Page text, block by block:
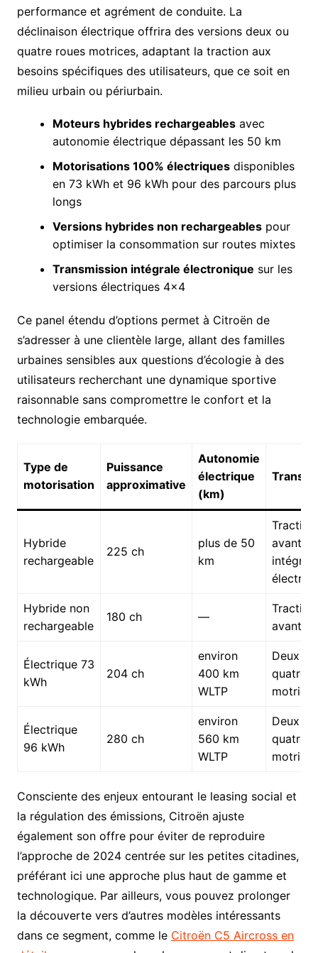
performance et agrément de conduite. La
déclinaison électrique offrira des versions deux ou
quatre roues motrices, adaptant la traction aux
besoins spécifiques des utilisateurs, que ce soit en
milieu urbain ou périurbain.
Moteurs hybrides rechargeablesavec
autonomie électrique dépassant les 50 km
Motorisations 100% électriquesdisponibles
en 73 kWh et 96 kWh pour des parcours plus
longs
Versions hybrides non rechargeablespour
optimiser la consommation sur routes mixtes
Transmission intégrale électronique sur les
versions électriques 4×4
Ce panel étendu d’options permet à Citroën de
s’adresser à une clientèle large, allant des familles
urbaines sensibles aux questions d’écologie à des
utilisateurs recherchant une dynamique sportive
raisonnable sans compromettre le confort et la
technologie embarquée.
Type de
motorisation
Puissance
approximative
Autonomie
électrique
(km)
Hybride
rechargeable
225 ch
plus de 50
km
Traction
avant ou
intégrale
Hybride non
rechargeable
180 ch —
Traction
avant
Électrique 73
kWh
204 ch
environ
400 km
WLTP
Deux ou
quatre
motrices
Électrique
96 kWh
280 ch
environ
560 km
WLTP
Deux ou
quatre
motrices
Consciente des enjeux entourant le leasing social et
la régulation des émissions, Citroën ajuste
également son offre pour éviter de reproduire
l’approche de 2024 centrée sur les petites citadines,
préférant ici une approche plus haut de gamme et
technologique. Par ailleurs, vous pouvez prolonger
la découverte vers d’autres modèles intéressants
dans ce segment, comme le Citroën C5 Aircross en